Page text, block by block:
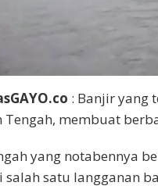
: Banjir yang
Tengah, membuat
yang notabennya
satu langganan